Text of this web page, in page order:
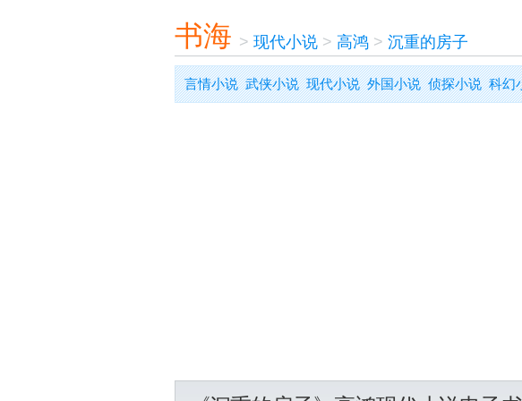
书海 > 现代小说> 高鸿> 沉重的房子
言情小说 武侠小说 现代小说 外国小说 侦探小说 科幻